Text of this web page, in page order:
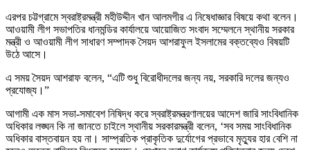
এরপর চট্টগ্রামে স্বরাষ্ট্রমন্ত্রী মহীউদ্দীন খান আলমগীর এ নিষেধাজ্ঞার বিষয়ে কথা বলেন।
আওয়ামী লীগ সভাপতির ধানমন্ডির কার্যালয়ে আয়োজিত সংবাদ সম্মেলনে স্থানীয় সরকার
মন্ত্রী ও আওয়ামী লীগ সাধারণ সম্পাদক সৈয়দ আশরাফুল ইসলামের বক্তব্যেও বিষয়টি
উঠে আসে।
এ সময় সৈয়দ আশরাফ বলেন, “এটি শুধু বিরোধীদলের জন্য নয়, সরকারি দলের জন্যও
প্রযোজ্য।”
আগামী এক মাস সভা-সমাবেশ নিষিদ্ধ করে স্বরাষ্ট্রমন্ত্রণালয়ের আদেশ জারি সাংবিধানিক
অধিকার লঙ্ঘন কি না জানতে চাইলে স্থানীয় সরকারমন্ত্রী বলেন, ‘সব সময় সাংবিধানিক
অধিকার বাস্তবায়ন হয় না। সাম্প্রতিক প্রাকৃতিক দুর্যোগের প্রভাবে মৃত্যুর হার বেশি না